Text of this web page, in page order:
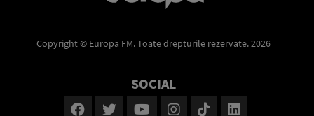
Copyright © Europa FM. Toate drepturile rezervate. 2026
SOCIAL